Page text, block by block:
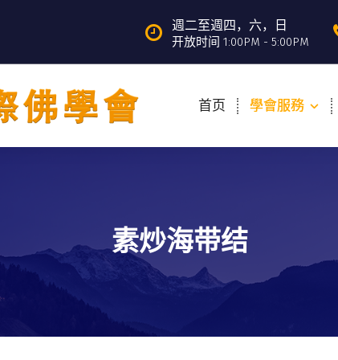
週二至週四，六，日
开放时间 1:00PM - 5:00PM
首页 學會服務
素炒海带结